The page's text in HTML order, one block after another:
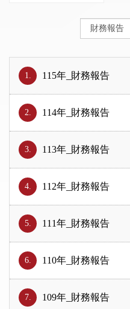
1. 115年_財務報告
2. 114年_財務報告
3. 113年_財務報告
4. 112年_財務報告
5. 111年_財務報告
6. 110年_財務報告
7. 109年_財務報告